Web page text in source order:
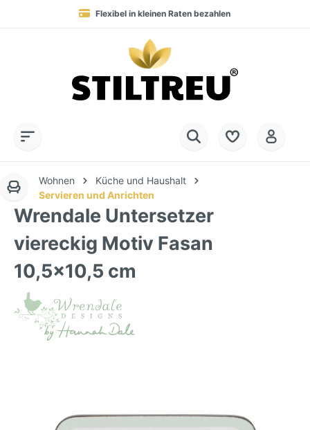
Flexibel in kleinen Raten bezahlen
Blitzversand in 1-3 Werktagen nach DE, AT & NL
+49 (0) 28 32 - 408 990 0
Dauerhaft hohe Warenverfügbarkeit
SSL-verschlüsselt online einkaufen
Wohnen
Küche und Haushalt
Servieren und Anrichten
Wrendale Untersetzer
viereckig Motiv Fasan
10,5x10,5 cm